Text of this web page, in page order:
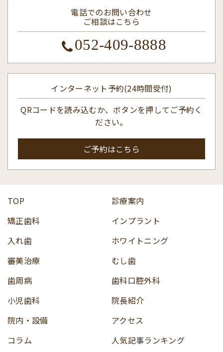
電話でのお問い合わせ
ご相談はこちら
052-409-8888
インターネット予約(24時間受付)
QRコードを読み込むか、ボタンを押してご予約く
ださい。
ご予約はこちら
TOP
診療案内
矯正歯科
インプラント
入れ歯
ホワイトニング
審美治療
むし歯
歯周病
歯科口腔外科
小児歯科
院長紹介
院内・設備
アクセス
コラム
人気記事ランキング